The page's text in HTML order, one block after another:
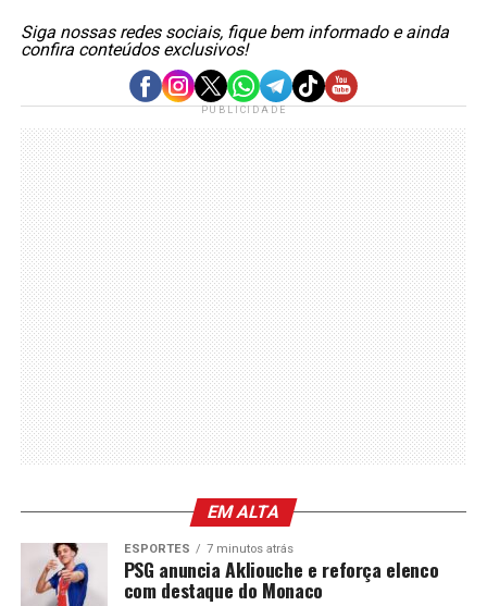
Siga nossas redes sociais, fique bem informado e ainda
confira conteúdos exclusivos!
PUBLICIDADE
EM ALTA
ESPORTES 7 minutos atrás
PSG anuncia Akliouche e reforça elenco
com destaque do Monaco